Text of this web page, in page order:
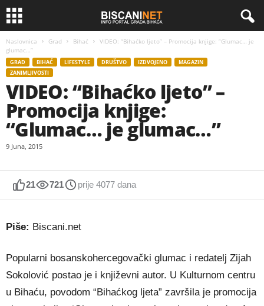
Naslovnica Grad Bihać
VIDEO: “Bihaćko ljeto” – Promocija knjige: “Glumac… je
glumac…”
GRAD BIHAĆ LIFESTYLE DRUŠTVO IZDVOJENO
MAGAZIN
ZANIMLJIVOSTI
VIDEO: “Bihaćko ljeto” –
Promocija knjige:
“Glumac… je glumac…”
9 Juna, 2015
21 721 prije 4077 dana
Piše: Biscani.net
Popularni bosanskohercegovački glumac i redatelj Zijah
Sokolović postao je i književni autor. U Kulturnom centru
u Bihaću, povodom “Bihaćkog ljeta” završila je promocija